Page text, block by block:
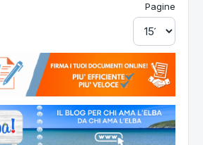
Pagine